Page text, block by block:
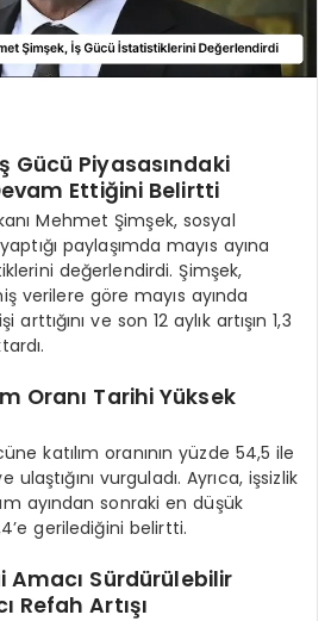
Gücü Piyasasındaki
Ettiğini Belirtti
Mehmet Şimşek, sosyal
paylaşımda mayıs ayına
değerlendirdi. Şimşek,
verilere göre mayıs ayında
ve son 12 aylık artışın 1,3
Oranı Tarihi Yüksek
katılım oranının yüzde 54,5 ile
vurguladı. Ayrıca, işsizlik
ayından sonraki en düşük
gerilediğini belirtti.
Amacı Sürdürülebilir
Refah Artışı